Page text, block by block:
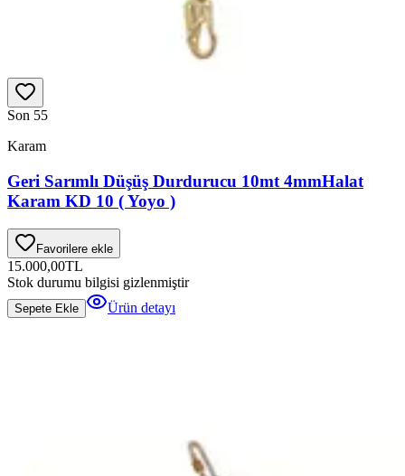
Son 55
Karam
Geri Sarımlı Düşüş Durdurucu 10mt 4mmHalat
Karam KD 10 ( Yoyo )
Favorilere ekle
15.000,00TL
Stok durumu bilgisi gizlenmiştir
Sepete Ekle Ürün detayı